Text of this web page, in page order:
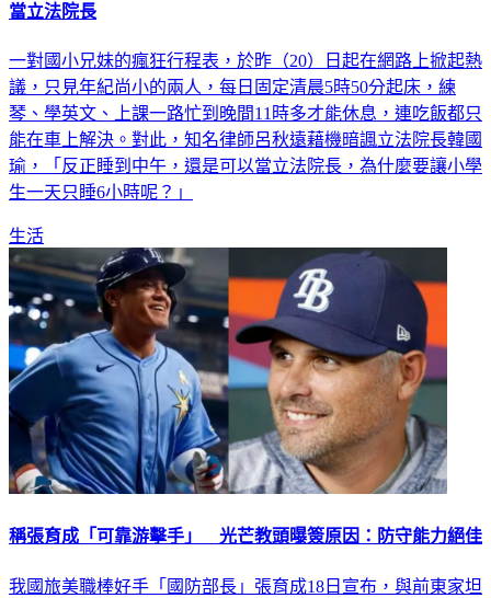
當立法院長
一對國小兄妹的瘋狂行程表，於昨（20）日起在網路上掀起熱
議，只見年紀尚小的兩人，每日固定清晨5時50分起床，練
琴、學英文、上課一路忙到晚間11時多才能休息，連吃飯都只
能在車上解決。對此，知名律師呂秋遠藉機暗諷立法院長韓國
瑜，「反正睡到中午，還是可以當立法院長，為什麼要讓小學
生一天只睡6小時呢？」
生活
稱張育成「可靠游擊手」 光芒教頭曝簽原因：防守能力絕佳
我國旅美職棒好手「國防部長」張育成18日宣布，與前東家坦